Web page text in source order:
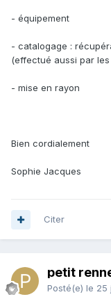
- équipement
- catalogage :
(effectué aussi par
- mise en rayon
Bien cordialement
Sophie Jacques
Citer
petit
Posté(e) le 25